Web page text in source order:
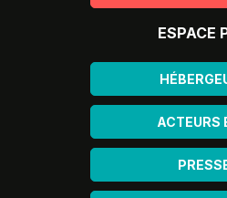
ESPACE
ACTEURS